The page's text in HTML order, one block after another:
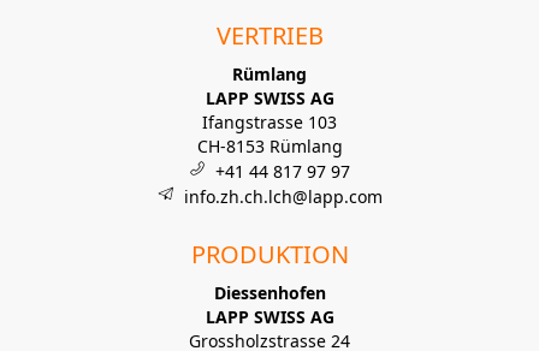
VERTRIEB
Rümlang
LAPP SWISS AG
Ifangstrasse 103
CH-8153 Rümlang
+41 44 817 97 97
info.zh.ch.lch@lapp.com
PRODUKTION
Diessenhofen
LAPP SWISS AG
Grossholzstrasse 24